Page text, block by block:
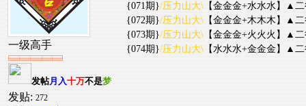
一级高手
发帖月入十万不是梦
发贴: 272
{071期}/压力山大\ 【金金金+水水水】▲
{072期}/压力山大\ 【金金金+木木木】▲
{073期}/压力山大\ 【金金金+火火火】▲
{074期}/压力山大\ 【水水水+金金金】▲